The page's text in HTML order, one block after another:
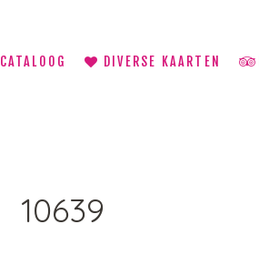
CATALOOG DIVERSE KAARTEN
10639